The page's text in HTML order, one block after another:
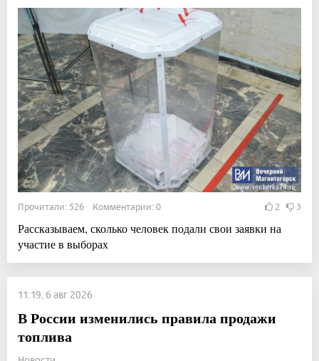
Прочитали: 526 Комментарии: 0 2 3
Рассказываем, сколько человек подали свои заявки на
участие в выборах
11:19, 6 авг 2026
В России изменились правила продажи
топлива